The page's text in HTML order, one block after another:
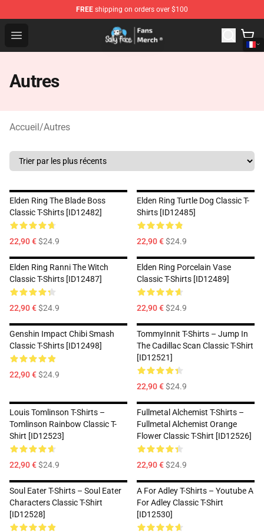
FREE shipping on orders over $100
Open menu
Sally Face Store - Official Sally Face Merchandise Shop
Autres
Accueil/Autres
Elden Ring The Blade Boss
Classic T-Shirts [ID12482]
22,90 €$24.9
Elden Ring Turtle Dog Classic T-
Shirts [ID12485]
22,90 €$24.9
Elden Ring Ranni The Witch
Classic T-Shirts [ID12487]
22,90 €$24.9
Elden Ring Porcelain Vase
Classic T-Shirts [ID12489]
22,90 €$24.9
Genshin Impact Chibi Smash
Classic T-Shirts [ID12498]
22,90 €$24.9
TommyInnit T-Shirts – Jump In
The Cadillac Scan Classic T-Shirt
[ID12521]
22,90 €$24.9
Louis Tomlinson T-Shirts –
Tomlinson Rainbow Classic T-
Shirt [ID12523]
22,90 €$24.9
Fullmetal Alchemist T-Shirts –
Fullmetal Alchemist Orange
Flower Classic T-Shirt [ID12526]
22,90 €$24.9
Soul Eater T-Shirts – Soul Eater
Characters Classic T-Shirt
[ID12528]
A For Adley T-Shirts – Youtube A
For Adley Classic T-Shirt
[ID12530]